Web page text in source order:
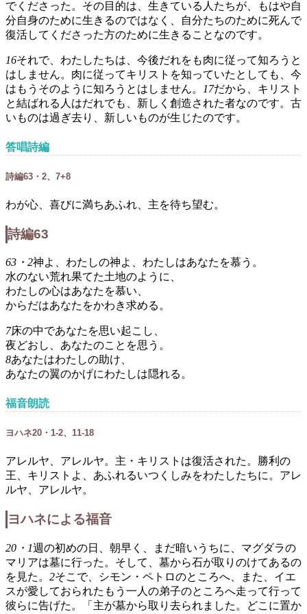
でくださった。その目的は、生きている人たちが、もはや自
分自身のために生きるのではなく、自分たちのために死んで
復活してくださった方のために生きることなのです。
16それで、わたしたちは、今後だれをも肉に従って知ろうと
はしません。肉に従ってキリストを知っていたとしても、今
はもうそのように知ろうとはしません。 17だから、キリスト
と結ばれる人はだれでも、新しく創造された者なのです。古
いものは過ぎ去り、新しいものが生じたのです。
答唱詩編
詩編63・2、7+8
わが心、喜びに満ちあふれ、主を待ち望む。
詩編63
63・2神よ、わたしの神よ、わたしはあなたを慕う。
水のない荒れ果てた土地のように、
わたしの心はあなたを慕い、
からだはあなたをかわき求める。
7床の中であなたを思い起こし、
夜どおし、あなたのことを思う。
8あなたはわたしの助け、
あなたの翼のかげにわたしは隠れる。
福音朗読
ヨハネ20・1-2、11-18
アレルヤ、アレルヤ。主・キリストは復活された。勝利の
王、キリストよ、あふれるいつくしみをわたしたちに。アレ
ルヤ、アレルヤ。
ヨハネによる福音
20・1週の初めの日、朝早く、まだ暗いうちに、マグダラの
マリアは墓に行った。そして、墓から石が取りのけてあるの
を見た。 2そこで、シモン・ペトロのところへ、また、イエ
スが愛しておられたもう一人の弟子のところへ走って行って
彼らに告げた。「主が墓から取り去られました。どこに置か